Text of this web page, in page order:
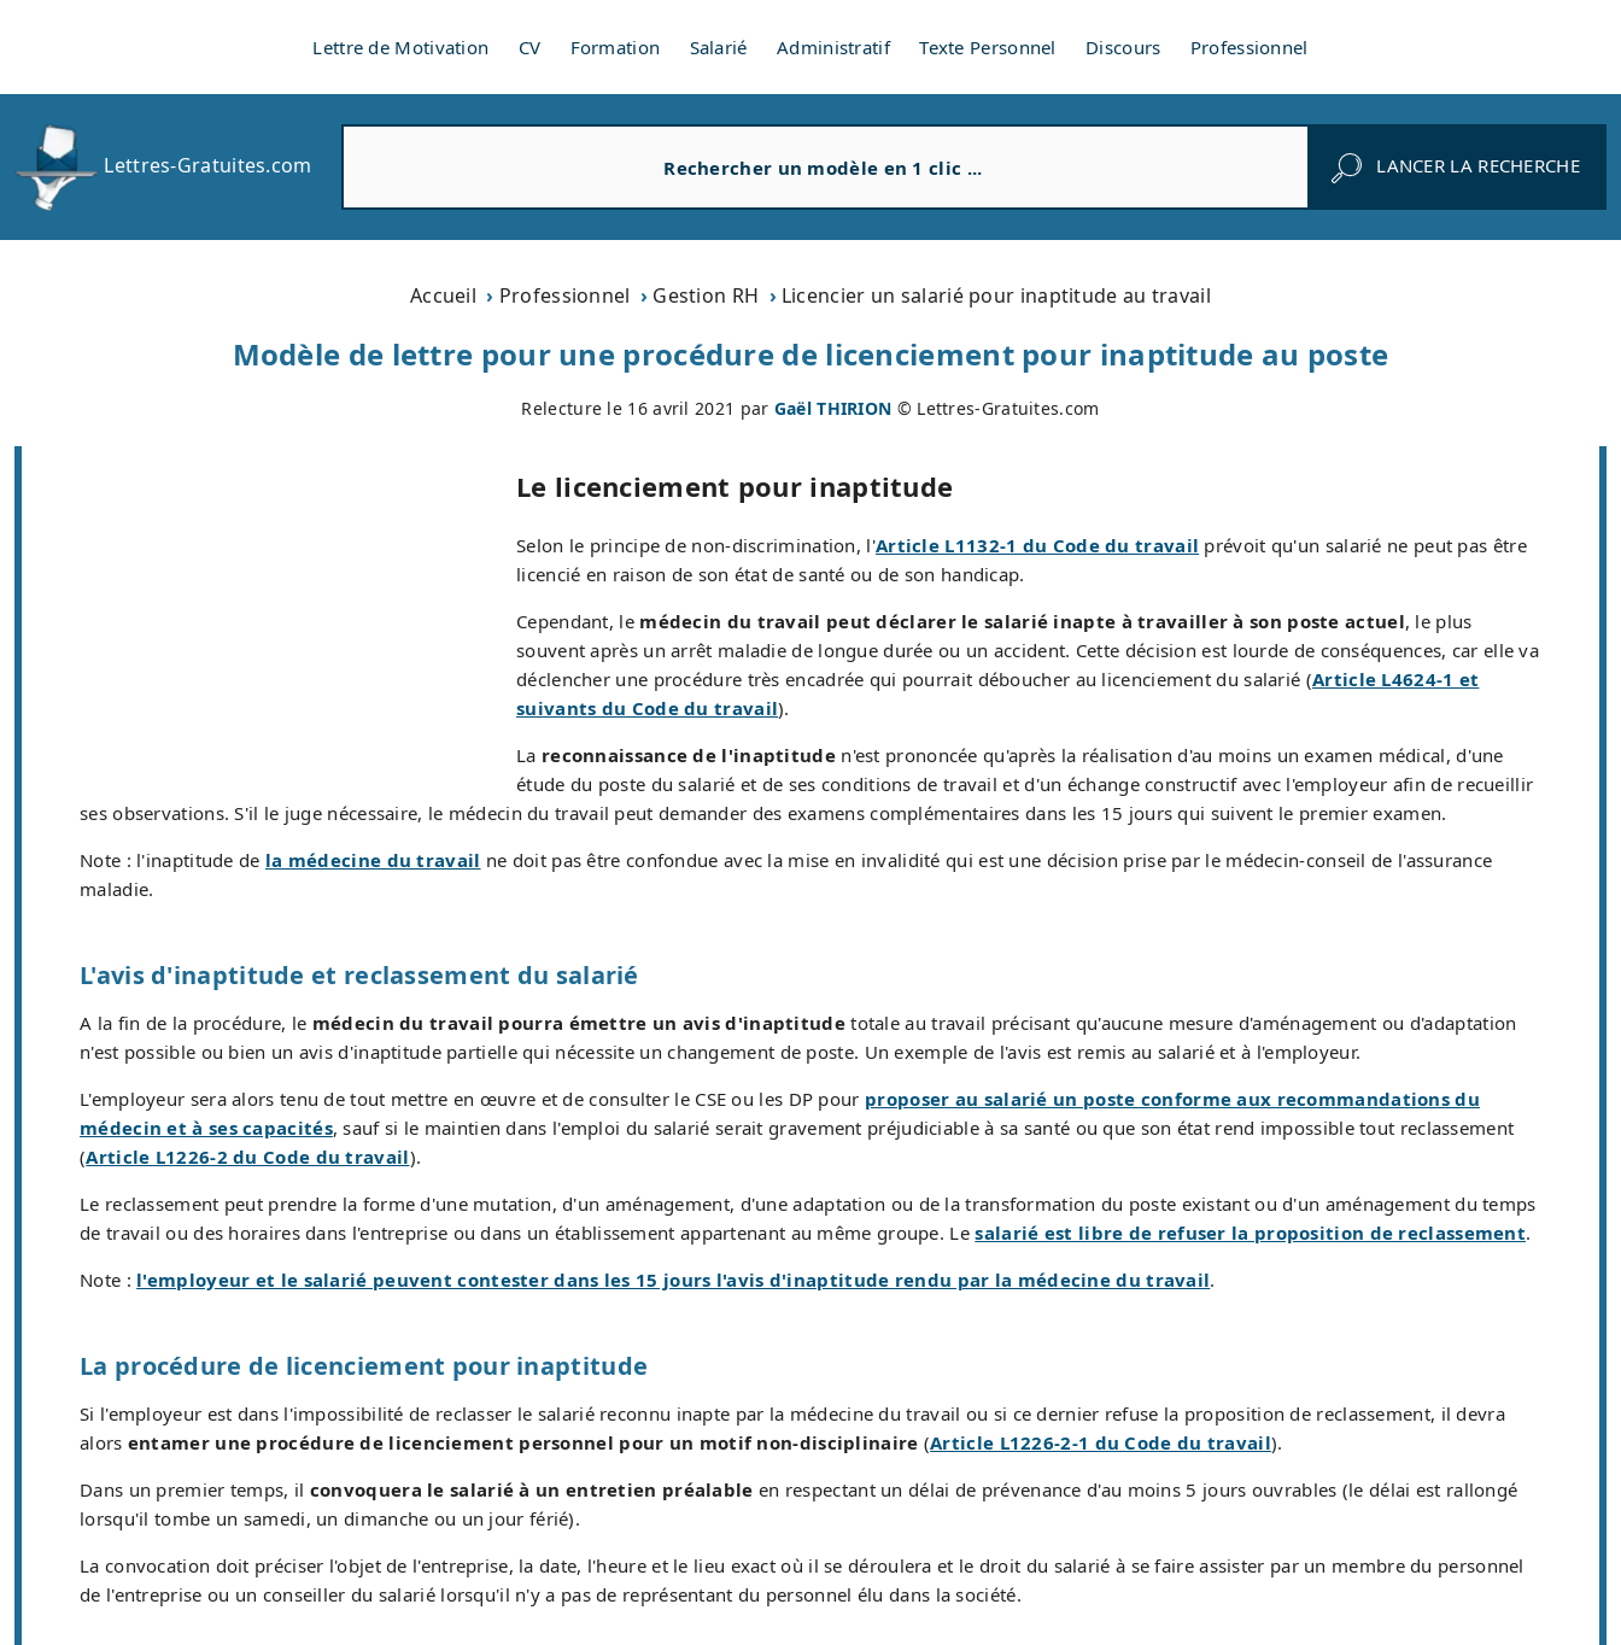
Lettre de Motivation CV Formation Salarié Administratif Texte Personnel Discours Professionnel
Lettres-Gratuites.com
h
e
LANCER LA RECHERCHE
Accueil Professionnel Gestion RH Licencier un salarié pour inaptitude au travail
Modèle de lettre pour une procédure de licenciement pour inaptitude au poste
Relecture le 16 avril 2021 par Gaël THIRION © Lettres-Gratuites.com
Le licenciement pour inaptitude
Selon le principe de non-discrimination, l'Article L1132-1 du Code du travail prévoit qu'un salarié ne peut pas être
licencié en raison de son état de santé ou de son handicap.
Cependant, le médecin du travail peut déclarer le salarié inapte à travailler à son poste actuel, le plus
souvent après un arrêt maladie de longue durée ou un accident. Cette décision est lourde de conséquences, car elle va
déclencher une procédure très encadrée qui pourrait déboucher au licenciement du salarié (Article L4624-1 et
suivants du Code du travail).
La reconnaissance de l'inaptituden'est prononcée qu'après la réalisation d'au moins un examen médical, d'une
étude du poste du salarié et de ses conditions de travail et d'un échange constructif avec l'employeur afin de recueillir
ses observations. S'il le juge nécessaire, le médecin du travail peut demander des examens complémentaires dans les 15 jours qui suivent le premier examen.
Note : l'inaptitude de la médecine du travail ne doit pas être confondue avec la mise en invalidité qui est une décision prise par le médecin-conseil de l'assurance
maladie.
L'avis d'inaptitude et reclassement du salarié
A la fin de la procédure, le médecin du travail pourra émettre un avis d'inaptitudetotale au travail précisant qu'aucune mesure d'aménagement ou d'adaptation
n'est possible ou bien un avis d'inaptitude partielle qui nécessite un changement de poste. Un exemple de l'avis est remis au salarié et à l'employeur.
L'employeur sera alors tenu de tout mettre en œuvre et de consulter le CSE ou les DP pour proposer au salarié un poste conforme aux recommandations du
médecin et à ses capacités, sauf si le maintien dans l'emploi du salarié serait gravement préjudiciable à sa santé ou que son état rend impossible tout reclassement
(Article L1226-2 du Code du travail).
Le reclassement peut prendre la forme d'une mutation, d'un aménagement, d'une adaptation ou de la transformation du poste existant ou d'un aménagement du temps
de travail ou des horaires dans l'entreprise ou dans un établissement appartenant au même groupe. Lesalarié est libre de refuser la proposition de reclassement.
Note : l'employeur et le salarié peuvent contester dans les 15 jours l'avis d'inaptitude rendu par la médecine du travail.
La procédure de licenciement pour inaptitude
Si l'employeur est dans l'impossibilité de reclasser le salarié reconnu inapte par la médecine du travail ou si ce dernier refuse la proposition de reclassement, il devra
alors entamer une procédure de licenciement personnel pour un motif non-disciplinaire (Article L1226-2-1 du Code du travail).
Dans un premier temps, il convoquera le salarié à un entretien préalable en respectant un délai de prévenance d'au moins 5 jours ouvrables (le délai est rallongé
lorsqu'il tombe un samedi, un dimanche ou un jour férié).
La convocation doit préciser l'objet de l'entreprise, la date, l'heure et le lieu exact où il se déroulera et le droit du salarié à se faire assister par un membre du personnel
de l'entreprise ou un conseiller du salarié lorsqu'il n'y a pas de représentant du personnel élu dans la société.